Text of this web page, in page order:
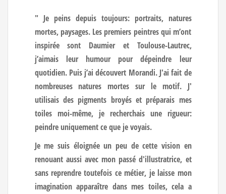
" Je peins depuis toujours: portraits, natures
mortes, paysages. Les premiers peintres qui m’ont
inspirée sont Daumier et Toulouse-Lautrec,
j’aimais leur humour pour dépeindre leur
quotidien. Puis j’ai découvert Morandi. J'ai fait de
nombreuses natures mortes sur le motif. J'
utilisais des pigments broyés et préparais mes
toiles moi-même, je recherchais une rigueur:
peindre uniquement ce que je voyais.
Je me suis éloignée un peu de cette vision en
renouant aussi avec mon passé d'illustratrice, et
sans reprendre toutefois ce métier, je laisse mon
imagination apparaître dans mes toiles, cela a